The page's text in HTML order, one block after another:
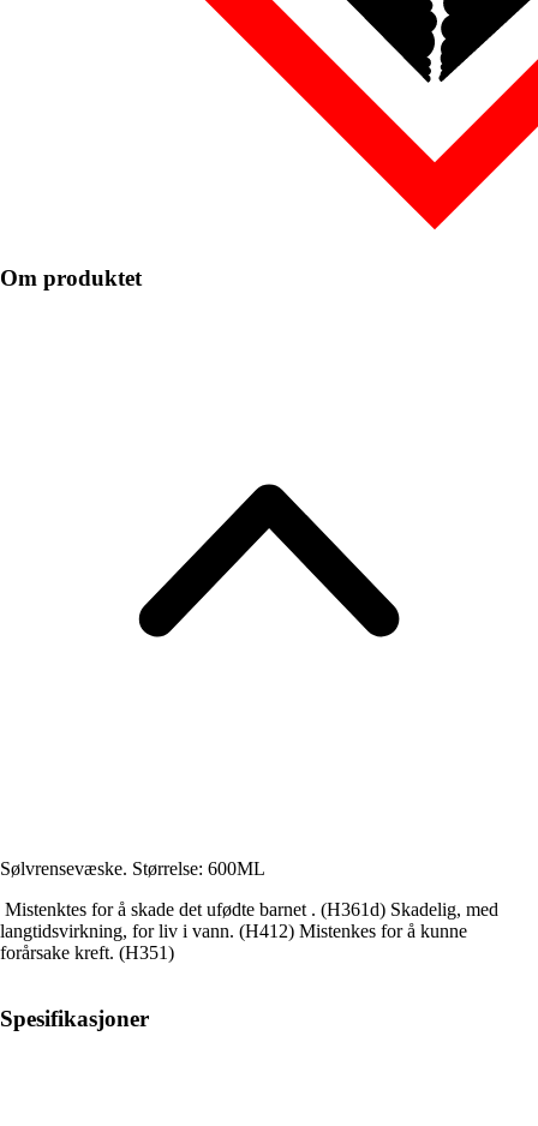
Om produktet
Sølvrensevæske. Størrelse: 600ML
Mistenktes for å skade det ufødte barnet . (H361d) Skadelig, med
langtidsvirkning, for liv i vann. (H412) Mistenkes for å kunne
forårsake kreft. (H351)
Spesifikasjoner